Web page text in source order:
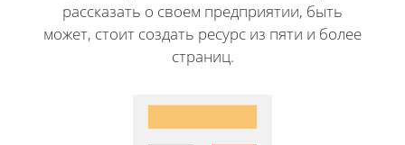
рассказать о своем предприятии, быть
может, стоит создать ресурс из пяти и более
страниц.